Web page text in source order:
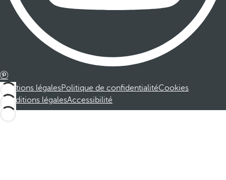
Mentions légalesPolitique de confidentialitéCookies
Conditions légalesAccessibilité